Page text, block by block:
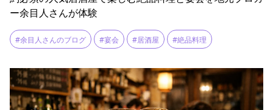
ー余目人さんが体験
#余目人さんのブログ #宴会 #居酒屋 #絶品料理